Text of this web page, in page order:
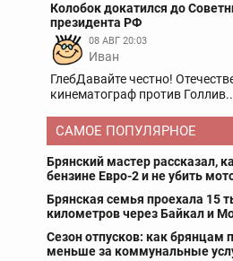
Колобок докатился до
президента РФ
08 АВГ 20:03
Иван
ГлебДавайте честно!
кинематограф против
САМОЕ ПОПУЛЯРНОЕ
Брянский мастер рассказал,
бензине Евро-2 и не убить
Брянская семья проехала 15
километров через Байкал и
Сезон отпусков: как брянцам
меньше за коммунальные